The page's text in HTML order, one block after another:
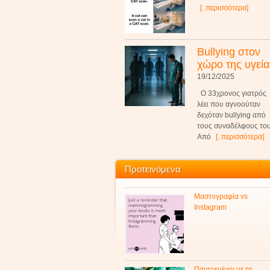
[..περισσότερα]
Bullying στον
χώρο της
19/12/2025
Ο 33χρονος γιατρός
λέει που αγνοούταν
δεχόταν bullying από
τους συναδέλφους
Από
[..περισσότερα]
Προτεινόμενα
Μαστογραφία vs
Instagram